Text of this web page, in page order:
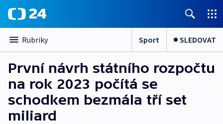
Rubriky Sport SLEDOVAT
První návrh státního rozpočtu
na rok 2023 počítá se
schodkem bezmála tří set
miliard